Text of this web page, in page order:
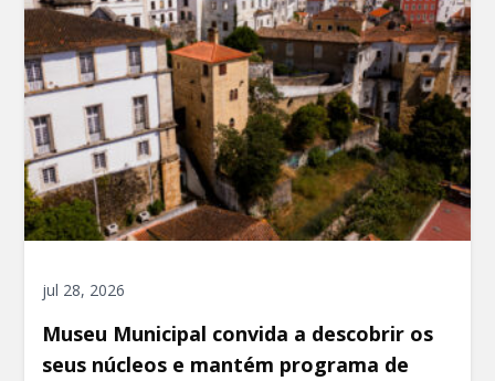
jul 28, 2026
Museu Municipal convida a descobrir os
seus núcleos e mantém programa de